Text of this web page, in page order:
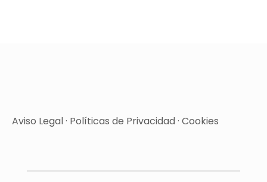
Aviso Legal· Políticas de Privacidad· Cookies